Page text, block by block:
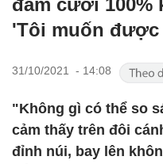
đám cưới 100%
'Tôi muốn
31/10/2021 - 14:08
"Không gì có thể so
cảm thấy trên đôi
đỉnh núi, bay lên